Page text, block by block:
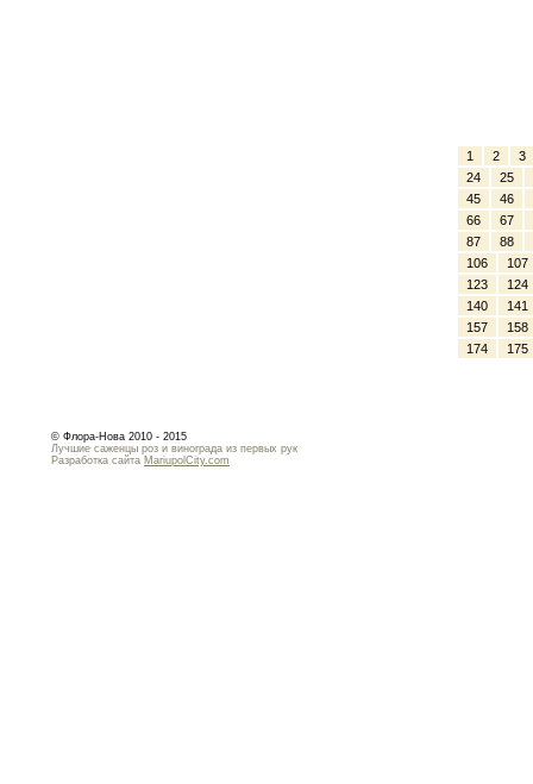
1 2
3
24
25
45
46
66
67
87
88
106
107
123
124
140
141
157
158
174
175
© Флора-Нова 2010 - 2015
Лучшие саженцы роз и винограда из первых рук
Разработка сайта MariupolCity.com